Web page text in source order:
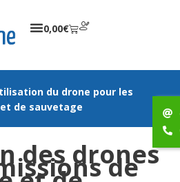
0,00€
du drone pour les
de sauvetage
des drones
de